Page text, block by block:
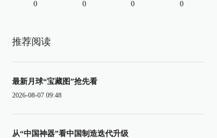
0 0 0 0
推荐阅读
最新月球“宝藏图”抢先看
2026-08-07 09:48
从“中国神器”看中国制造迭代升级